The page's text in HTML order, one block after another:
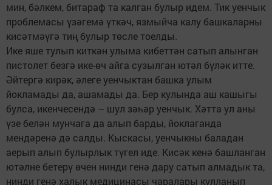
мин, бәлкем, битараф та калган булыр идем. Тик уенчык
проблемасы үзәгемә үткәч, язмыйча калу башкаларны
кисәтмәүгә тиң булыр төсле тоелды.
Ике яше тулып киткән улыма кибеттән сатып алынган
пистолет безгә ике-өч айга сузылган ютәл бүләк итте.
Әйтергә кирәк, әлеге уенчыктан башка улым
йокламады да, ашамады да. Бер кулында аш кашыгы
булса, икенчесендә – шул зәһәр уенчык. Хәтта ул аны
үзе белән мунчага да алып барды, йоклаганда
мендәренә дә салды. Кыскасы, уенчыкны баладан
аерып алып булырлык түгел иде. Кисәк кенә башланган
ютәлне бетерү өчен нинди генә дару сатып алмадык та,
нинди генә халык медицинасы чаралары кулланып